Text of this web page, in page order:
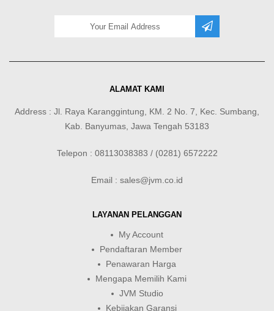
ALAMAT KAMI
Address : Jl. Raya Karanggintung, KM. 2 No. 7, Kec. Sumbang,
Kab. Banyumas, Jawa Tengah 53183
Telepon : 08113038383 / (0281) 6572222
Email : sales@jvm.co.id
LAYANAN PELANGGAN
My Account
Pendaftaran Member
Penawaran Harga
Mengapa Memilih Kami
JVM Studio
Kebijakan Garansi